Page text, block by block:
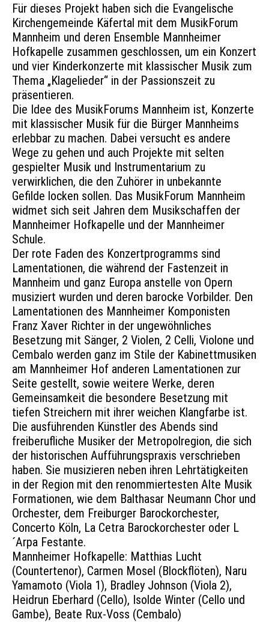
Für dieses Projekt haben sich die Evangelische
Kirchengemeinde Käfertal mit dem MusikForum
Mannheim und deren Ensemble Mannheimer
Hofkapelle zusammen geschlossen, um ein Konzert
und vier Kinderkonzerte mit klassischer Musik zum
Thema „Klagelieder“ in der Passionszeit zu
präsentieren.
Die Idee des MusikForums Mannheim ist, Konzerte
mit klassischer Musik für die Bürger Mannheims
erlebbar zu machen. Dabei versucht es andere
Wege zu gehen und auch Projekte mit selten
gespielter Musik und Instrumentarium zu
verwirklichen, die den Zuhörer in unbekannte
Gefilde locken sollen. Das MusikForum Mannheim
widmet sich seit Jahren dem Musikschaffen der
Mannheimer Hofkapelle und der Mannheimer
Schule.
Der rote Faden des Konzertprogramms sind
Lamentationen, die während der Fastenzeit in
Mannheim und ganz Europa anstelle von Opern
musiziert wurden und deren barocke Vorbilder. Den
Lamentationen des Mannheimer Komponisten
Franz Xaver Richter in der ungewöhnliches
Besetzung mit Sänger, 2 Violen, 2 Celli, Violone und
Cembalo werden ganz im Stile der Kabinettmusiken
am Mannheimer Hof anderen Lamentationen zur
Seite gestellt, sowie weitere Werke, deren
Gemeinsamkeit die besondere Besetzung mit
tiefen Streichern mit ihrer weichen Klangfarbe ist.
Die ausführenden Künstler des Abends sind
freiberufliche Musiker der Metropolregion, die sich
der historischen Aufführungspraxis verschrieben
haben. Sie musizieren neben ihren Lehrtätigkeiten
in der Region mit den renommiertesten Alte Musik
Formationen, wie dem Balthasar Neumann Chor und
Orchester, dem Freiburger Barockorchester,
Concerto Köln, La Cetra Barockorchester oder L
´Arpa Festante.
Mannheimer Hofkapelle: Matthias Lucht
(Countertenor), Carmen Mosel (Blockflöten), Naru
Yamamoto (Viola 1), Bradley Johnson (Viola 2),
Heidrun Eberhard (Cello), Isolde Winter (Cello und
Gambe), Beate Rux-Voss (Cembalo)